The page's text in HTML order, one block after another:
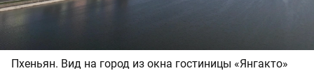
Пхеньян. Вид на город из окна гостиницы «Янгакто»